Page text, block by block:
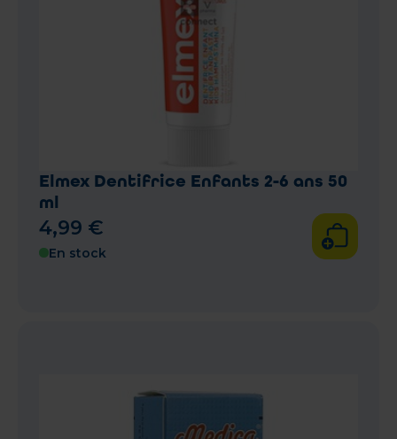
Elmex Dentifrice Enfants 2-6 ans 50
ml
4,99 €
En stock